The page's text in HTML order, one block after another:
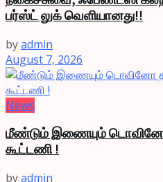
பர்ஸ்ட் லுக் வெளியானது!!
byadmin
August 7, 2026
News
மீண்டும் இணையும்
கூட்டணி !
byadmin